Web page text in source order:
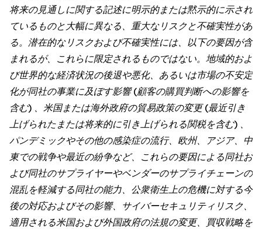
将来の見通しに関する記述に明示的または黙示的に示され
ているものと大幅に異なる、重大なリスクと不確実性があ
る。潜在的なリスクおよび不確実性には、以下の要因が含
まれるが、これらに限定されるものではない。地域的およ
び世界的な経済状況の後退や悪化、あるいは市場の不安定
化が同社の事業に及ぼす影響 (顧客の購買判断への影響を
含む) 、米国または海外政府の貿易政策の変更 (最近引き
上げられたまたは将来的に引き上げられる関税を含む) 、
パンデミックやその他の感染症の流行、欧州、アジア、中
東での戦争や最近の紛争など、これらの要因による同社お
よび同社のサプライヤーやベンダーのサプライチェーンの
混乱を軽減する同社の能力、公衆衛生上の危機に対する今
後の対応およびその影響、サイバーセキュリティリスク、
適用される米国および外国政府の法規の変更、買収戦略を